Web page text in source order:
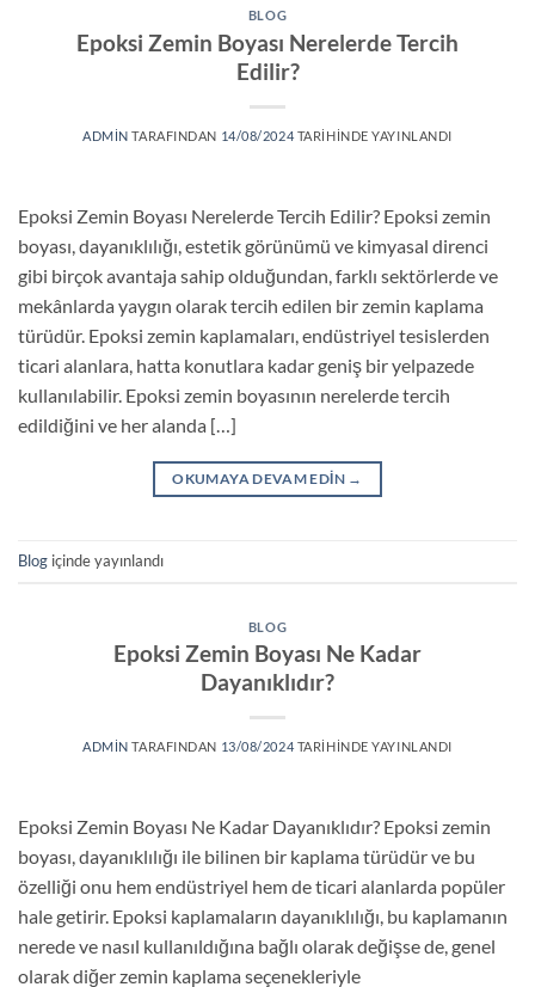
BLOG
Epoksi Zemin Boyası Nerelerde Tercih
Edilir?
ADMIN TARAFINDAN 14/08/2024TARIHINDE YAYINLANDI
Epoksi Zemin Boyası Nerelerde Tercih Edilir? Epoksi zemin
boyası, dayanıklılığı, estetik görünümü ve kimyasal direnci
gibi birçok avantaja sahip olduğundan, farklı sektörlerde ve
mekânlarda yaygın olarak tercih edilen bir zemin kaplama
türüdür. Epoksi zemin kaplamaları, endüstriyel tesislerden
ticari alanlara, hatta konutlara kadar geniş bir yelpazede
kullanılabilir. Epoksi zemin boyasının nerelerde tercih
edildiğini ve her alanda […]
OKUMAYA DEVAM EDIN →
Blog içinde yayınlandı
BLOG
Epoksi Zemin Boyası Ne Kadar
Dayanıklıdır?
ADMIN TARAFINDAN 13/08/2024TARIHINDE YAYINLANDI
Epoksi Zemin Boyası Ne Kadar Dayanıklıdır? Epoksi zemin
boyası, dayanıklılığı ile bilinen bir kaplama türüdür ve bu
özelliği onu hem endüstriyel hem de ticari alanlarda popüler
hale getirir. Epoksi kaplamaların dayanıklılığı, bu kaplamanın
nerede ve nasıl kullanıldığına bağlı olarak değişse de, genel
olarak diğer zemin kaplama seçenekleriyle